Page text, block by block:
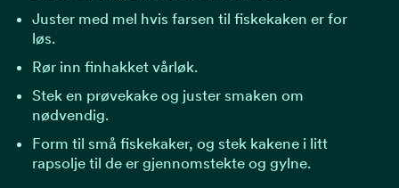
Juster med mel hvis farsen til fiskekaken er for
løs.
Rør inn finhakket vårløk.
Stek en prøvekake og juster smaken om
nødvendig.
Form til små fiskekaker, og stek kakene i litt
rapsolje til de er gjennomstekte og gylne.